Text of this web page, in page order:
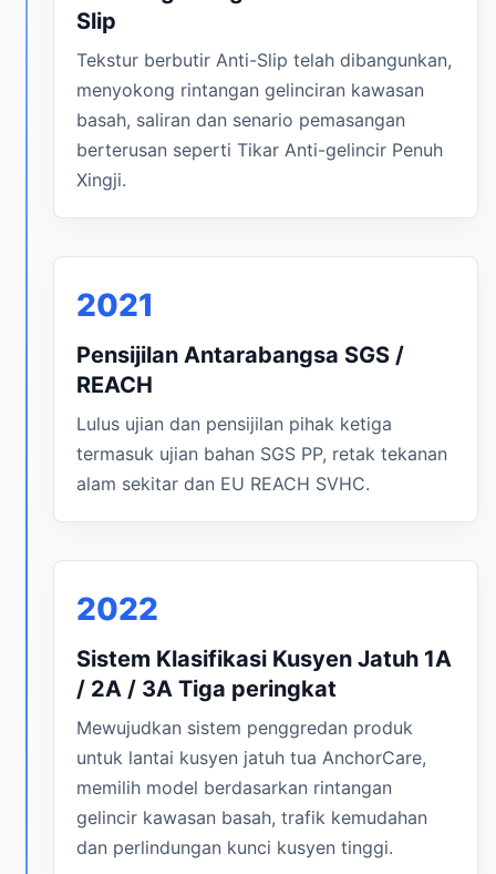
Slip
Tekstur berbutir Anti-Slip telah dibangunkan,
menyokong rintangan gelinciran kawasan
basah, saliran dan senario pemasangan
berterusan seperti Tikar Anti-gelincir Penuh
Xingji.
2021
Pensijilan Antarabangsa SGS /
REACH
Lulus ujian dan pensijilan pihak ketiga
termasuk ujian bahan SGS PP, retak tekanan
alam sekitar dan EU REACH SVHC.
2022
Sistem Klasifikasi Kusyen Jatuh 1A
/ 2A / 3A Tiga peringkat
Mewujudkan sistem penggredan produk
untuk lantai kusyen jatuh tua AnchorCare,
memilih model berdasarkan rintangan
gelincir kawasan basah, trafik kemudahan
dan perlindungan kunci kusyen tinggi.